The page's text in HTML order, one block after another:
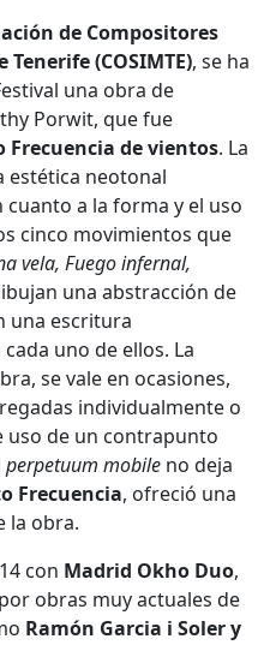
de Compositores
(COSIMTE), se ha
una obra de
Porwit, que fue
Frecuencia de vientos. La
estética neotonal
a la forma y el uso
cinco movimientos que
vela, Fuego infernal,
una abstracción de
una escritura
uno de ellos. La
se vale en ocasiones,
individualmente o
uso de un contrapunto
perpetuum mobile no deja
Frecuencia, ofreció una
la obra.
con Madrid Okho Duo,
obras muy actuales de
Ramón Garcia i Soler y